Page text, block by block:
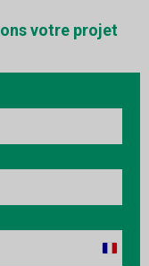
votre projet
France